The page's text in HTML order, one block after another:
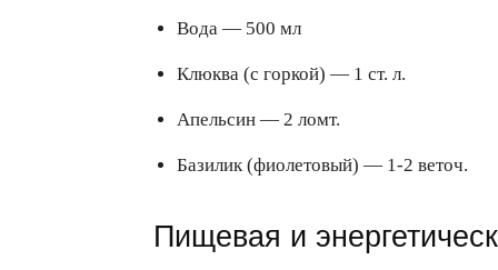
Вода — 500 мл
Клюква (с горкой) — 1 ст. л.
Апельсин — 2 ломт.
Базилик (фиолетовый) — 1-2 веточ.
Пищевая и